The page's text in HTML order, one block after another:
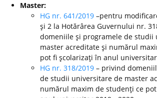
Master:
HG nr. 641/2019 –pentru
şi 2 la Hotărârea Guvernului nr.
domeniile şi programele de studii
master acreditate şi numărul
pot fi şcolarizaţi în anul universitar
HG nr. 318/2019 – privind
de studii universitare de master
numărul maxim de studenţi ce